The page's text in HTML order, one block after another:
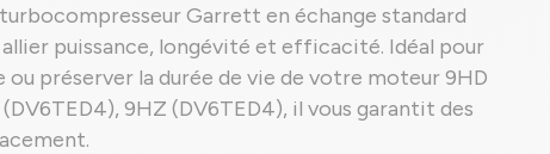
Garrett en échange standard
puissance, longévité et efficacité. Idéal pour
préserver la durée de vie de votre moteur 9HD
9HZ (DV6TED4), il vous garantit des